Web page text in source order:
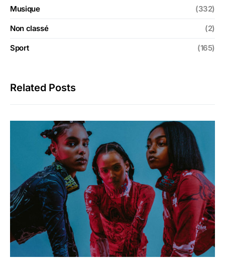
Musique (332)
Non classé (2)
Sport (165)
Related Posts